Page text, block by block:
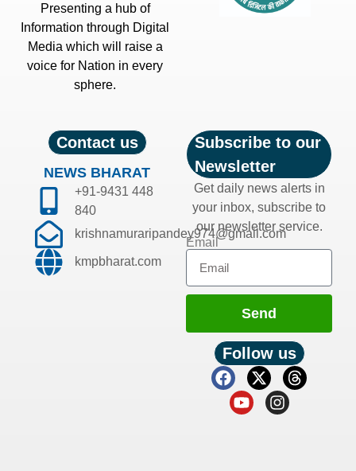
Presenting a hub of
Information through Digital
Media which will raise a
voice for Nation in every
sphere.
Contact us
NEWS BHARAT
+91-9431 448
840
krishnamuraripandey974@gmail.com
kmpbharat.com
Subscribe to our
Newsletter
Get daily news alerts in
your inbox, subscribe to
our newsletter service.
Email
Send
Follow us